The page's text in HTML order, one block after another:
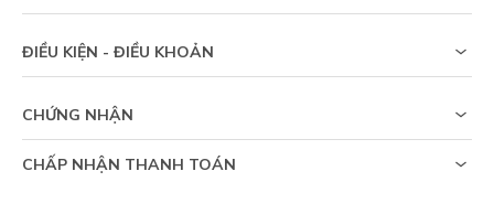
Khảo sát tỷ lệ đạt visa
Sitemap
Trợ giúp
ĐIỀU KIỆN - ĐIỀU KHOẢN
Thỏa thuận sử dụng
CHỨNG NHẬN
CHẤP NHẬN THANH TOÁN